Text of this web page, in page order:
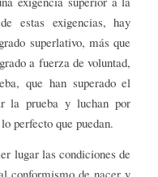
estas exigencias, hay
superlativo, más que
a fuerza de voluntad,
que han superado el
la prueba y luchan por
perfecto que puedan.
lugar las condiciones de
conformismo de nacer y